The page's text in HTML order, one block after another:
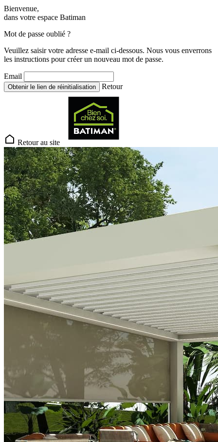
Bienvenue,
dans votre espace Batiman
Mot de passe oublié ?
Veuillez saisir votre adresse e-mail ci-dessous. Nous vous enverrons
les instructions pour créer un nouveau mot de passe.
Email
Obtenir le lien de réinitialisation Retour
Retour au site